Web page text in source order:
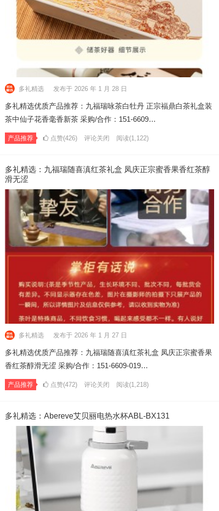
多礼精选 发布于 2026 年 1 月 28 日
多礼精选优质产品推荐：九福瑞咏茶白牡丹 正宗福鼎白茶礼盒装
茶中仙子花香毫香新茶 采购/合作：151-6609…
产品推荐 点赞(426) 评论关闭 阅读(1,122)
多礼精选：九福瑞随喜滇红茶礼盒 凤庆正宗蜜香果香红茶醇
滑无涩
多礼精选 发布于 2026 年 1 月 27 日
多礼精选优质产品推荐：九福瑞随喜滇红茶礼盒 凤庆正宗蜜香果
香红茶醇滑无涩 采购/合作：151-6609-019…
产品推荐 点赞(472) 评论关闭 阅读(1,218)
多礼精选：Abereve艾贝丽电热水杯ABL-BX131